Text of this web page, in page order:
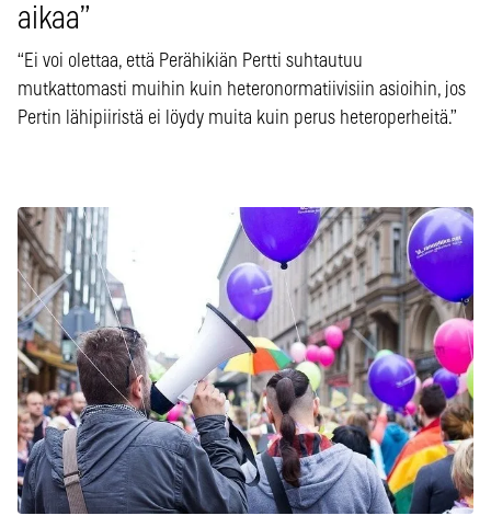
aikaa”
“Ei voi olettaa, että Perähikiän Pertti suhtautuu
mutkattomasti muihin kuin heteronormatiivisiin asioihin, jos
Pertin lähipiiristä ei löydy muita kuin perus heteroperheitä.”